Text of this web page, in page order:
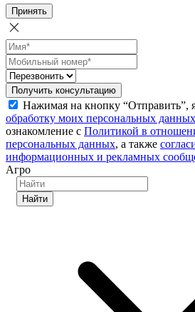
Принять
Получить консультацию
Нажимая на кнопку “Отправить”,
обработку моих персональных данных
ознакомление с Политикой в
персональных данных, а также
информационных и рекламных
Агро
Найти